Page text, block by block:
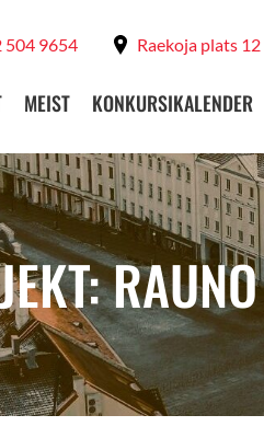
504 9654 Raekoja plats 12
MEIST KONKURSIKALENDER